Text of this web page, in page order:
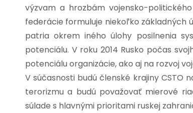
výzvam a hrozbám vojensko-
federácie formuluje niekoľko základných
patria okrem iného úlohy posilnenia
potenciálu. V roku 2014 Rusko počas
potenciálu organizácie, ako aj na rozvoj
V súčasnosti budú členské krajiny
terorizmu a budú považovať mierové
súlade s hlavnými prioritami ruskej